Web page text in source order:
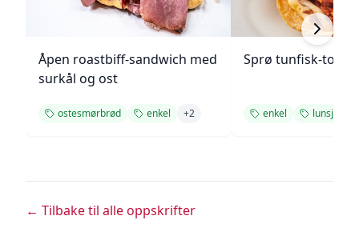
Åpen roastbiff-sandwich med
surkål og ost
ostesmørbrød enkel +2
Sprø tunfisk-
enkel lunsj
← Tilbake til alle oppskrifter